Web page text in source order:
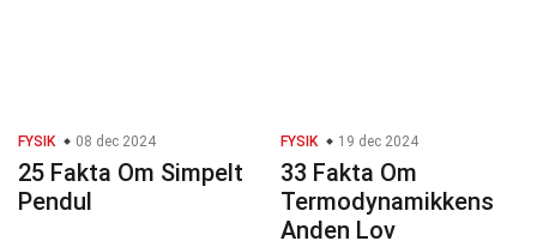
FYSIK 08 dec 2024
25 Fakta Om Simpelt
Pendul
FYSIK 19 dec 2024
33 Fakta Om
Termodynamikkens
Anden Lov